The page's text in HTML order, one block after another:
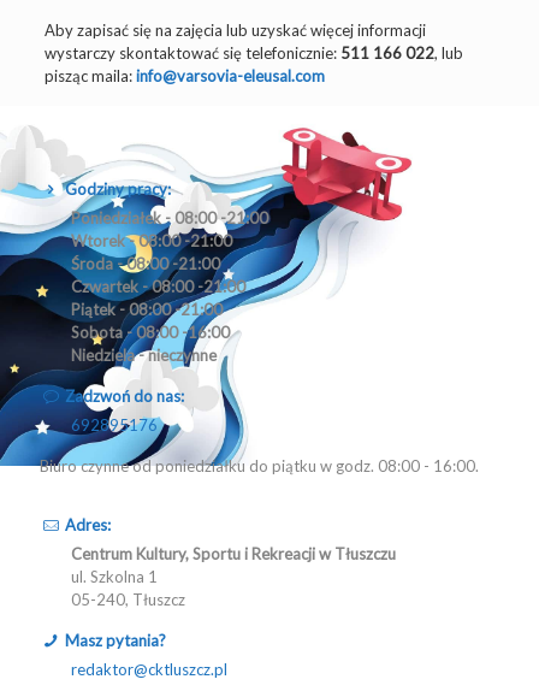
Aby zapisać się na zajęcia lub uzyskać więcej informacji
wystarczy skontaktować się telefonicznie: 511 166 022, lub
pisząc maila:info@varsovia-eleusal.com
Godziny pracy:
Poniedziałek - 08:00 -21:00
Wtorek - 08:00 -21:00
Środa - 08:00 -21:00
Czwartek - 08:00 -21:00
Piątek - 08:00 -21:00
Sobota - 08:00 -16:00
Niedziela - nieczynne
Zadzwoń do nas:
692895176
Biuro czynne od poniedziałku do piątku w godz. 08:00 - 16:00.
Adres:
Centrum Kultury, Sportu i Rekreacji w Tłuszczu
ul. Szkolna 1
05-240, Tłuszcz
Masz pytania?
redaktor@cktluszcz.pl